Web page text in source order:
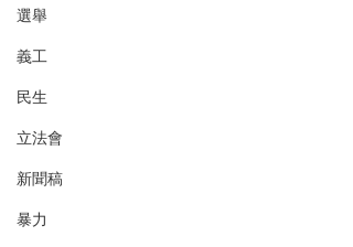
選舉
義工
民生
立法會
新聞稿
暴力